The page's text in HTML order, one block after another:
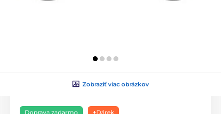
Zobraziť viac obrázkov
Doprava zadarmo +Dárek